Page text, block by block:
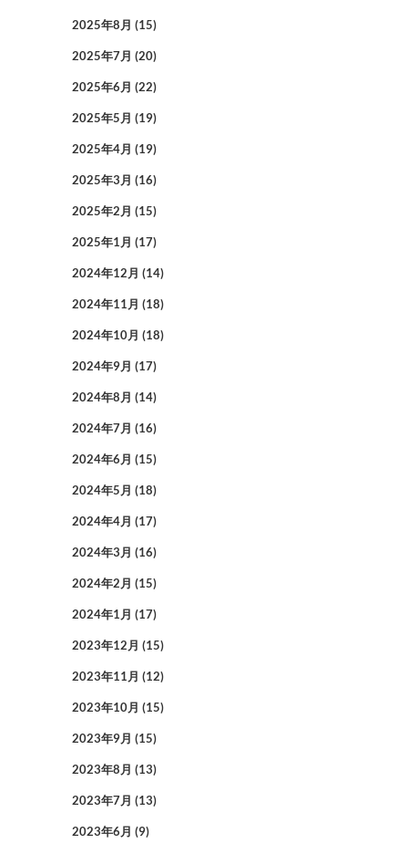
2025年8月 (15)
2025年7月 (20)
2025年6月 (22)
2025年5月 (19)
2025年4月 (19)
2025年3月 (16)
2025年2月 (15)
2025年1月 (17)
2024年12月 (14)
2024年11月 (18)
2024年10月 (18)
2024年9月 (17)
2024年8月 (14)
2024年7月 (16)
2024年6月 (15)
2024年5月 (18)
2024年4月 (17)
2024年3月 (16)
2024年2月 (15)
2024年1月 (17)
2023年12月 (15)
2023年11月 (12)
2023年10月 (15)
2023年9月 (15)
2023年8月 (13)
2023年7月 (13)
2023年6月 (9)